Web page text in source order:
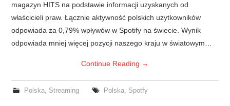
magazyn HITS na podstawie informacji uzyskanych od
właścicieli praw. Łącznie aktywność polskich użytkowników
odpowiada za 0,79% wpływów w Spotify na świecie. Wynik
odpowiada mniej więcej pozycji naszego kraju w światowym…
Continue Reading →
Polska, Streaming Polska, Spotfy